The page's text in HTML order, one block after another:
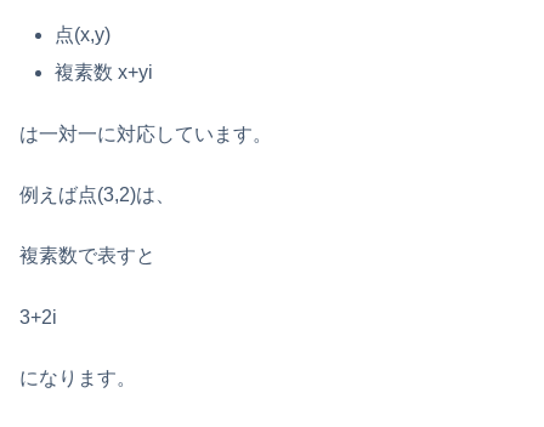
点(x,y)
複素数 x+yi
は一対一に対応しています。
例えば点(3,2)は、
複素数で表すと
3+2i
になります。